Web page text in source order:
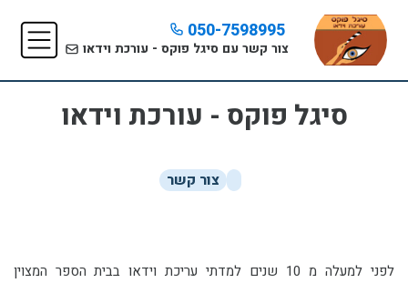
050-7598995
צור קשר עם סיגל פוקס - עורכת וידאו
סיגל פוקס - עורכת וידאו
צור קשר
לפני למעלה מ 10 שנים למדתי עריכת וידאו בבית הספר המצוין